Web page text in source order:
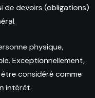
de devoirs (obligations)
physique,
Exceptionnellement,
considéré comme
intérêt.